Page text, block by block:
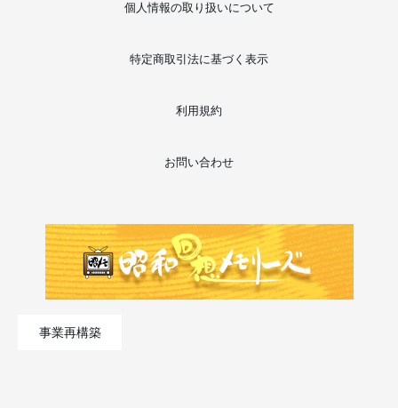
個人情報の取り扱いについて
特定商取引法に基づく表示
利用規約
お問い合わせ
事業再構築